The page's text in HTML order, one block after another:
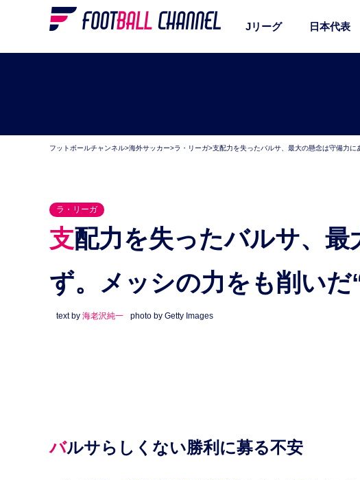
Jリーグ 日本代表
フットボールチャンネル>海外サッカー>ラ・リーガ>支配力を失ったバルサ、最大の懸念は守備力に
ラ・リーガ
支配力を失ったバルサ、最大の懸念は守備力にあら
ず。メッシの力をも削いだ
text by 海老沢純一 photo by Getty Images
バルサらしくない勝利に募る不安